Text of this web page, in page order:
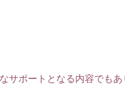
ポートとなる内容でもあ